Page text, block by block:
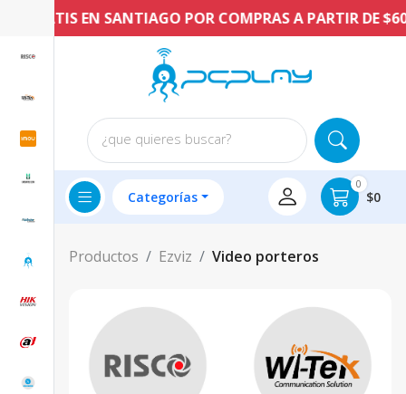
GRATIS EN SANTIAGO POR COMPRAS A PARTIR DE
¿que quieres buscar?
Categorías
0
$0
Productos Ezviz Video porteros